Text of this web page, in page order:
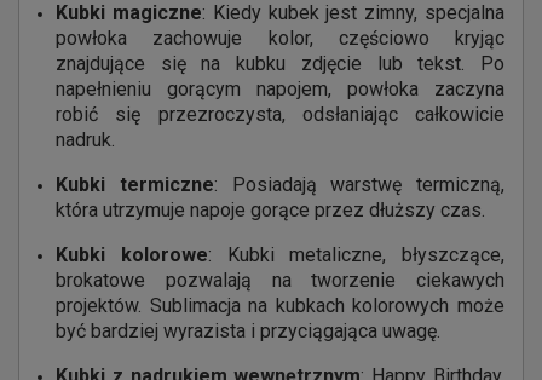
Kubki magiczne: Kiedy kubek jest zimny, specjalna
powłoka zachowuje kolor, częściowo kryjąc
znajdujące się na kubku zdjęcie lub tekst. Po
napełnieniu gorącym napojem, powłoka zaczyna
robić się przezroczysta, odsłaniając całkowicie
nadruk.
Kubki termiczne: Posiadają warstwę termiczną,
która utrzymuje napoje gorące przez dłuższy czas.
Kubki kolorowe: Kubki metaliczne, błyszczące,
brokatowe pozwalają na tworzenie ciekawych
projektów. Sublimacja na kubkach kolorowych może
być bardziej wyrazista i przyciągająca uwagę.